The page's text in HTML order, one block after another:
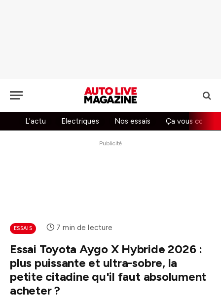
L'actu Electriques Nos essais Ça vous
Publicité
ESSAIS 7 min de lecture
Essai Toyota Aygo X Hybride 2026 :
plus puissante et ultra-sobre, la
petite citadine qu'il faut absolument
acheter ?